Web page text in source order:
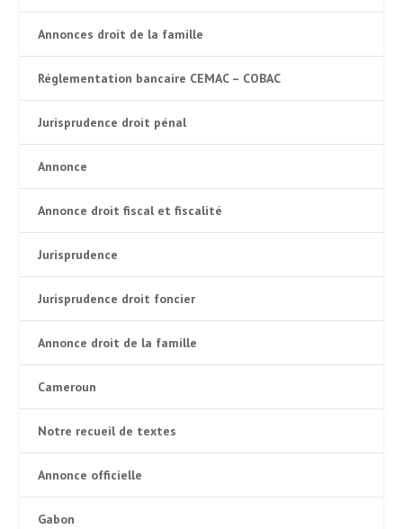
Annonces droit de la famille
Réglementation bancaire CEMAC – COBAC
Jurisprudence droit pénal
Annonce
Annonce droit fiscal et fiscalité
Jurisprudence
Jurisprudence droit foncier
Annonce droit de la famille
Cameroun
Notre recueil de textes
Annonce officielle
Gabon